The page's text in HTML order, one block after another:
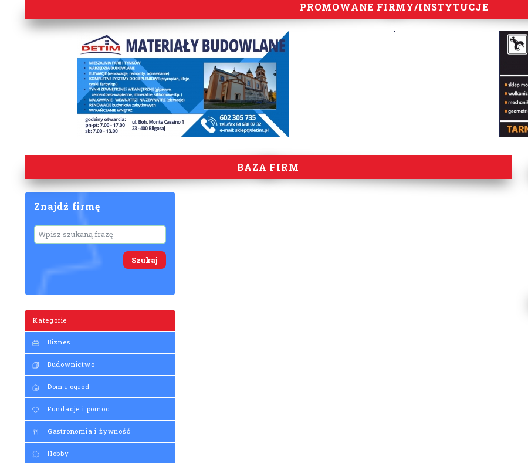
PROMOWANE FIRMY/INSTYTUCJE
BAZA FIRM
Znajdź firmę
Wyszukaj
Kategorie
Biznes
Budownictwo
Dom i ogród
Fundacje i pomoc
Gastronomia i żywność
Hobby